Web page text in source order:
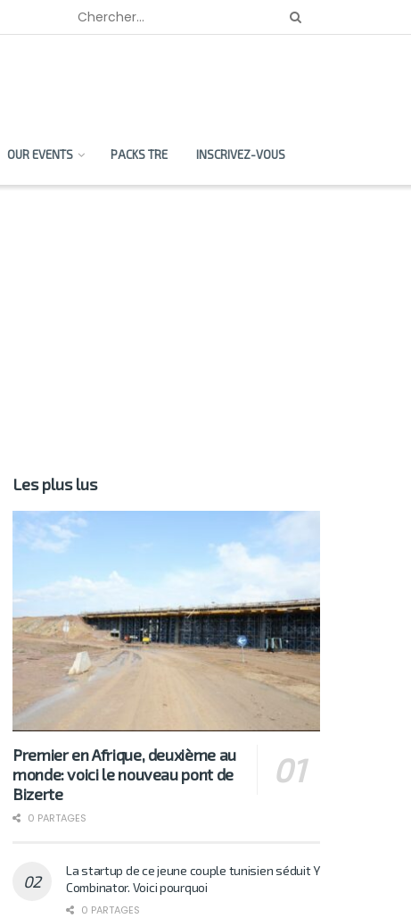
OUR EVENTS PACKS TRE INSCRIVEZ-VOUS
Les plus lus
Premier en Afrique, deuxième au
monde: voici le nouveau pont de
Bizerte
0 PARTAGES
La startup de ce jeune couple tunisien séduit Y
Combinator. Voici pourquoi
0 PARTAGES